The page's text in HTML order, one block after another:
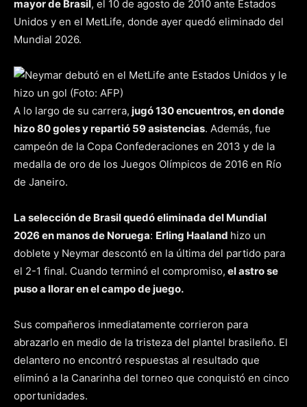
mayor de Brasil, el 10 de agosto de 2010 ante Estados
Unidos y en el MetLife, donde ayer quedó eliminado del
Mundial 2026.
A lo largo de su carrera, jugó 130 encuentros, en donde
hizo 80 goles y repartió 59 asistencias. Además, fue
campeón de la Copa Confederaciones en 2013 y de la
medalla de oro de los Juegos Olímpicos de 2016 en Río
de Janeiro.
La selección de Brasil quedó eliminada del Mundial
2026 en manos de Noruega: Erling Haaland hizo un
doblete y Neymar descontó en la última del partido para
el 2-1 final. Cuando terminó el compromiso, el astro se
puso a llorar en el campo de juego.
Sus compañeros inmediatamente corrieron para
abrazarlo en medio de la tristeza del plantel brasileño. El
delantero no encontró respuestas al resultado que
eliminó a la Canarinha del torneo que conquistó en cinco
oportunidades.